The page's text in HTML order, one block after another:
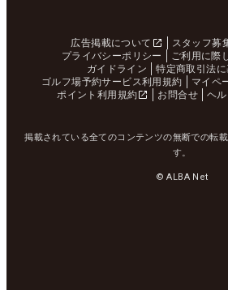
広告掲載について スタッフ募
プライバシーポリシー
ご利用に際
ガイドライン
特定商取引法
ゴルフ場予約サービス利用規約
マイペ
ポイント利用規約
お問合せ ヘ
掲載されている全てのコンテンツの無断での転
す。
© ALBA Net